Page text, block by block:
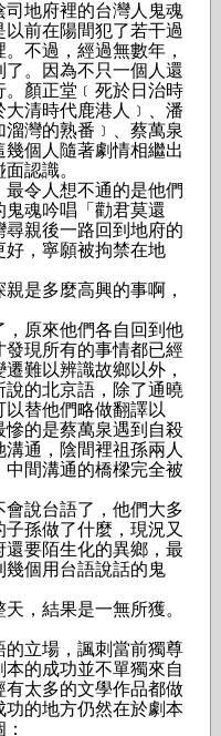
地府裡的台灣人鬼魂
前在陽間犯了若干過
不過，經過無數年，
。因為不只一個人還
顏正堂﹝死於日治時
清時代鹿港人﹞、潘
灣的熟番﹞、蔡萬泉
幾個人隨著劇情相繼出
認識。
令人想不通的是他們
魂吟唱「勸君莫還
親後一路回到地府的
好，寧願被拘禁在地
是多麼高興的事啊，
原來他們各自回到他
現所有的事情都已經
難以辨識故鄉以外，
的北京語，除了通曉
替他們略做翻譯以
的是蔡萬泉遇到自殺
通，陰間裡祖孫兩人
間溝通的橋樑完全被
說台語了，他們大多
孫做了什麼，現況又
還要陌生化的異鄉，最
幾個用台語說話的鬼
，結果是一無所獲。
立場，諷刺當前獨尊
的成功並不單獨來自
太多的文學作品都做
功的地方仍然在於劇本